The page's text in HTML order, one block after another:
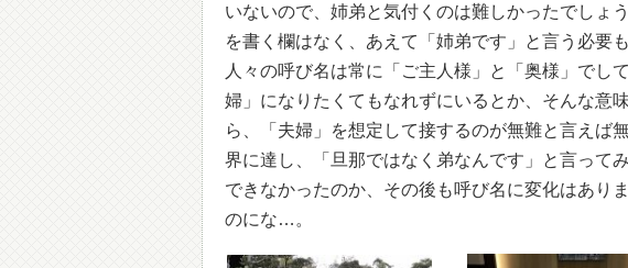
いないので、姉弟と気付くのは難しかったでしょ
を書く欄はなく、あえて「姉弟です」と言う必要
人々の呼び名は常に「ご主人様」と「奥様」でし
婦」になりたくてもなれずにいるとか、そんな意
ら、「夫婦」を想定して接するのが無難と言えば
界に達し、「旦那ではなく弟なんです」と言って
できなかったのか、その後も呼び名に変化はあり
のにな…。